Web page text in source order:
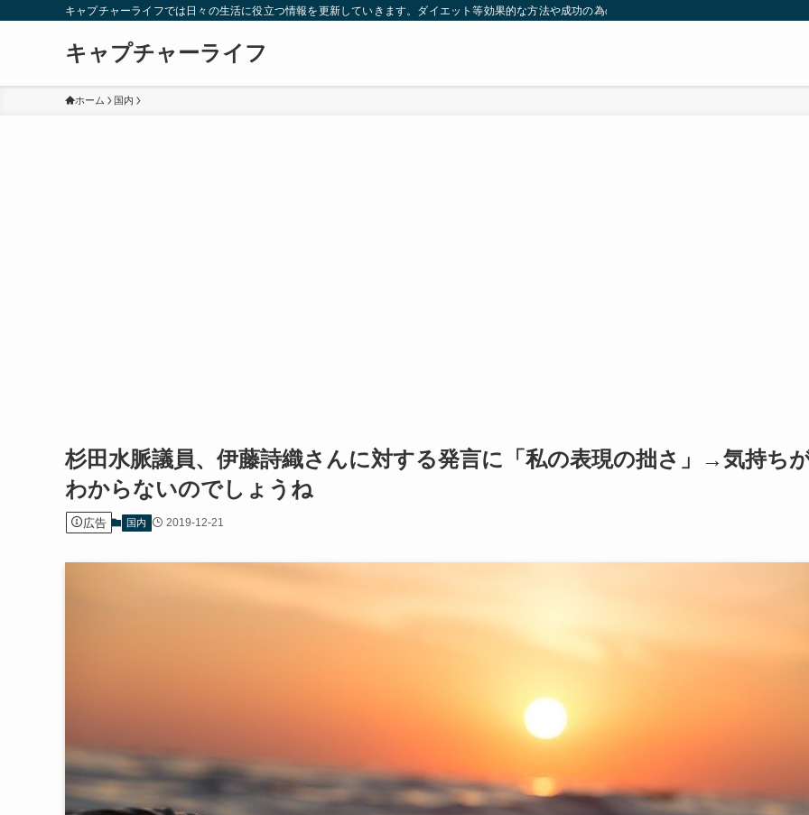
キャプチャーライフでは日々の生活に役立つ情報を更新していきます。ダイエット等効果的な方法や成功の為の秘訣等。太ったり悩んでいる方々が
キャプチャーライフ
ホーム 国内
杉田水脈議員、伊藤詩織さんに対する発言に「私の表現の拙さ」→気持ち
わからないのでしょうね
広告 国内 2019-12-21